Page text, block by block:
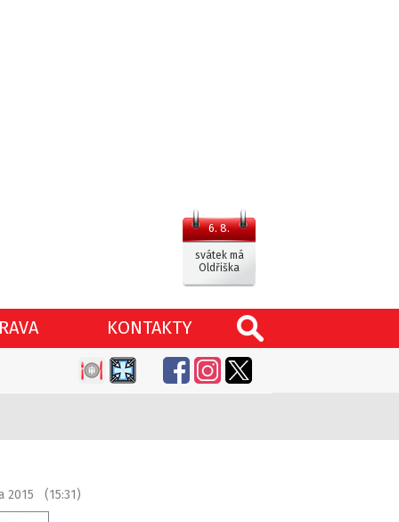
6. 8.
svátek má
Oldřiška
KONTAKTY
2015 (15:31)